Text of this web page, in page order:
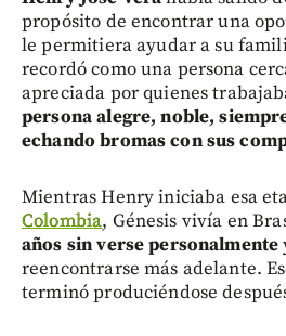
propósito de encontrar una
le permitiera ayudar a su
recordó como una persona
apreciada por quienes
persona alegre, noble,
echando bromas con sus
Mientras Henry iniciaba esa
Colombia, Génesis vivía en
años sin verse personalmente
reencontrarse más adelante.
terminó produciéndose